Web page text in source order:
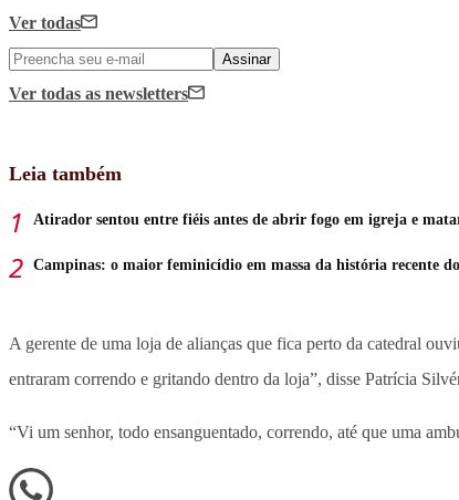
Ver todas
Assinar
Ver todas as newsletters
Leia também
Atirador sentou entre fiéis antes de abrir fogo em igreja e
Campinas: o maior feminicídio em massa da história recente
A gerente de uma loja de alianças que fica perto da catedral
entraram correndo e gritando dentro da loja”, disse Patrícia
“Vi um senhor, todo ensanguentado, correndo, até que uma